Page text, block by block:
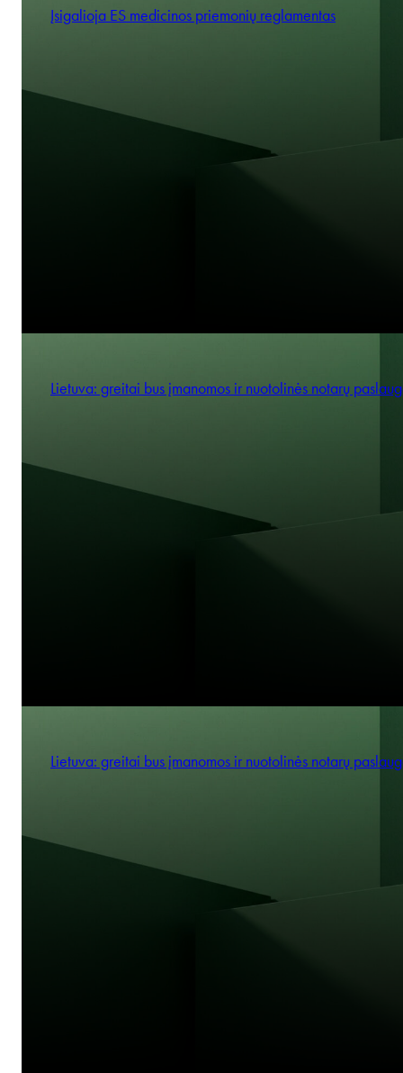
Įsigalioja ES medicinos priemonių reglamentas
Lietuva: greitai bus įmanomos ir nuotolinės notarų
Lietuva: greitai bus įmanomos ir nuotolinės notarų